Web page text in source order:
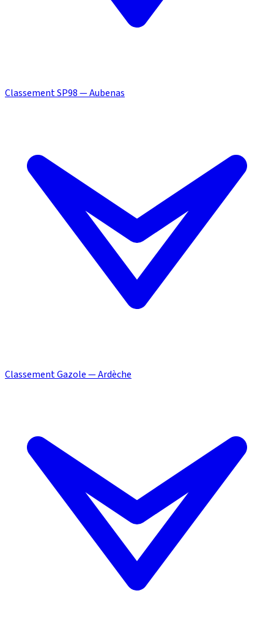
Classement SP98 — Aubenas
Classement Gazole — Ardèche